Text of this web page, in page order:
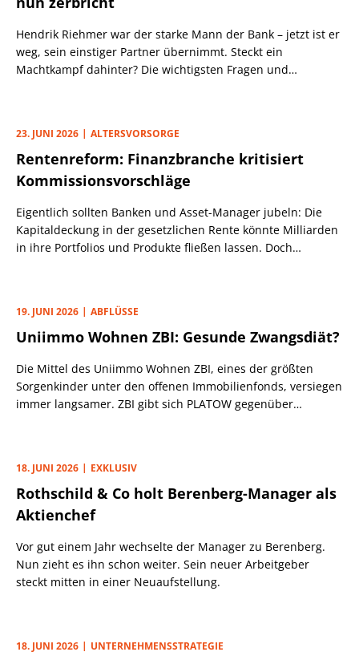
Hendrik Riehmer war der starke Mann der Bank – jetzt ist er
weg, sein einstiger Partner übernimmt. Steckt ein
Machtkampf dahinter? Die wichtigsten Fragen und
23. JUNI 2026 ALTERSVORSORGE
Rentenreform: Finanzbranche kritisiert
Kommissionsvorschläge
Eigentlich sollten Banken und Asset-Manager jubeln: Die
Kapitaldeckung in der gesetzlichen Rente könnte Milliarden
in ihre Portfolios und Produkte fließen lassen. Doch
19. JUNI 2026 ABFLÜSSE
Uniimmo Wohnen ZBI: Gesunde Zwangsdiät?
Die Mittel des Uniimmo Wohnen ZBI, eines der größten
Sorgenkinder unter den offenen Immobilienfonds, versiegen
immer langsamer. ZBI gibt sich PLATOW gegenüber
18. JUNI 2026 EXKLUSIV
Rothschild & Co holt Berenberg-Manager als
Aktienchef
Vor gut einem Jahr wechselte der Manager zu Berenberg.
Nun zieht es ihn schon weiter. Sein neuer Arbeitgeber
steckt mitten in einer Neuaufstellung.
18. JUNI 2026 UNTERNEHMENSSTRATEGIE